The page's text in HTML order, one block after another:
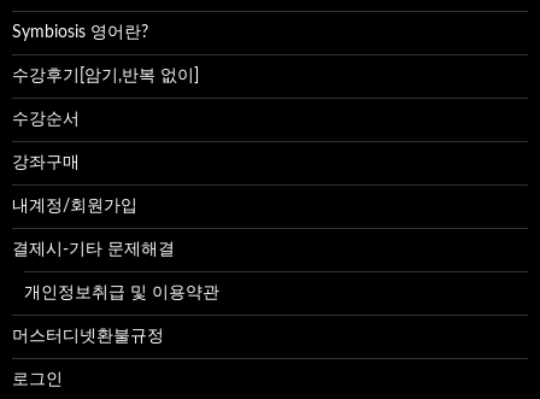
Symbiosis 영어란?
수강후기[암기,반복 없이]
수강순서
강좌구매
내계정/회원가입
결제시-기타 문제해결
개인정보취급 및 이용약관
머스터디넷환불규정
로그인